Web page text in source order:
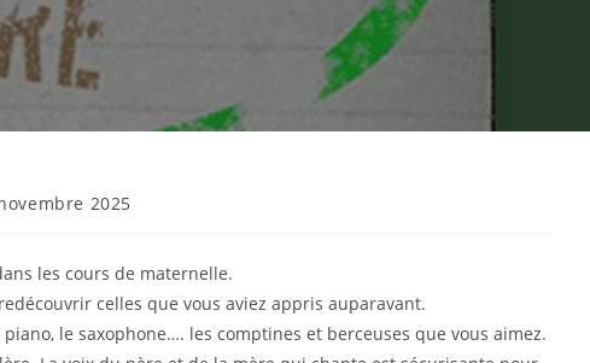
2025
les cours de maternelle.
celles que vous aviez appris auparavant.
le saxophone…. les comptines et berceuses que vous aimez.